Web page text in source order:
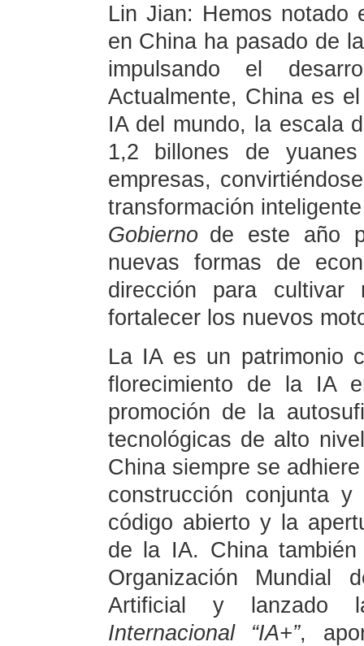
Lin Jian: Hemos
en China ha pasado de
impulsando el
Actualmente, China es
IA del mundo, la escala
1,2 billones de
empresas,
transformación
Gobiernode este año
nuevas formas de
dirección para cultivar
fortalecer los nuevos
La IA es un patrimonio
florecimiento de la IA
promoción de la
tecnológicas de alto
China siempre se
construcción conjunta
código abierto y la
de la IA. China
Organización Mundial
Artificial y
Internacional “IA+”,